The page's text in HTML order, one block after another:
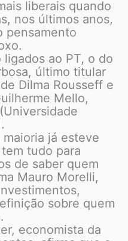
liberais quando
nos últimos anos,
pensamento
ao PT, o do
último titular
Dilma Rousseff e
Mello,
já esteve
tudo para
de saber quem
Mauro Morelli,
sobre quem
economista da